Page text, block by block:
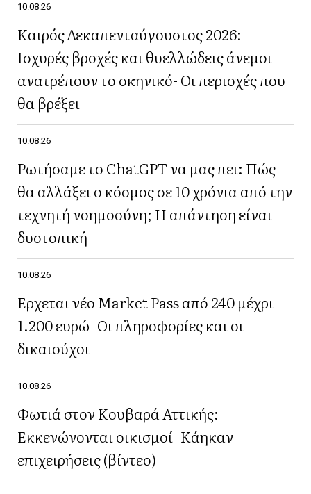
10.08.26
Καιρός Δεκαπενταύγουστος 2026:
Ισχυρές βροχές και θυελλώδεις άνεμοι
ανατρέπουν το σκηνικό- Οι περιοχές που
θα βρέξει
10.08.26
Ρωτήσαμε το ChatGPT να μας πει: Πώς
θα αλλάξει ο κόσμος σε 10 χρόνια από την
τεχνητή νοημοσύνη; Η απάντηση είναι
δυστοπική
10.08.26
Έρχεται νέο Market Pass από 240 μέχρι
1.200 ευρώ- Οι πληροφορίες και οι
δικαιούχοι
10.08.26
Φωτιά στον Κουβαρά Αττικής:
Εκκενώνονται οικισμοί- Κάηκαν
επιχειρήσεις (βίντεο)